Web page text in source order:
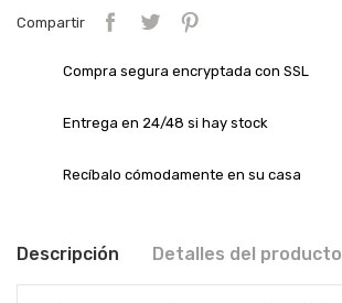
Compartir
Compra segura encryptada con SSL
Entrega en 24/48 si hay stock
Recíbalo cómodamente en su casa
Descripción Detalles del producto